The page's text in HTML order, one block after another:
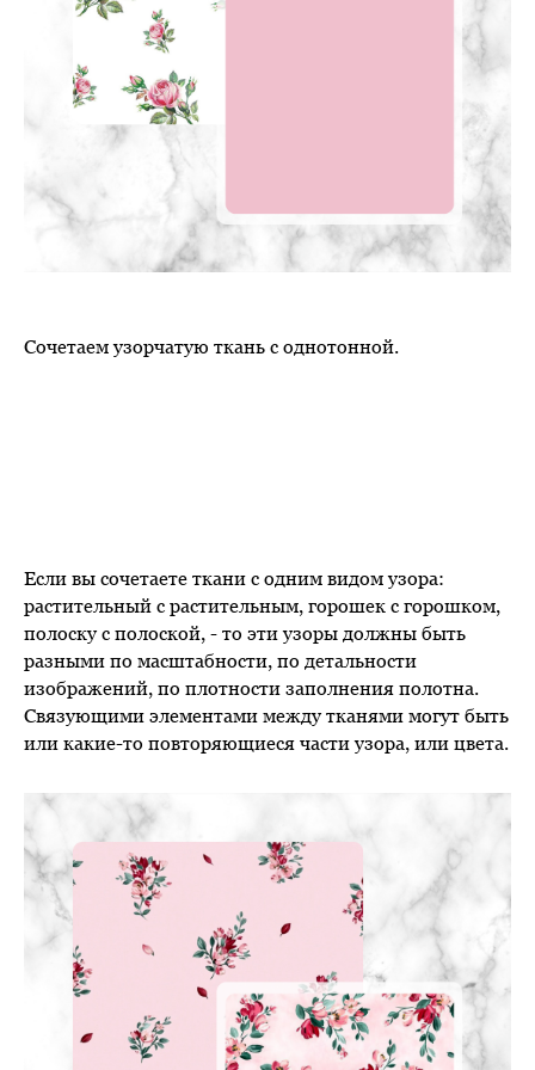
Сочетаем узорчатую ткань с однотонной.
Если вы сочетаете ткани с одним видом узора:
растительный с растительным, горошек с горошком,
полоску с полоской, - то эти узоры должны быть
разными по масштабности, по детальности
изображений, по плотности заполнения полотна.
Связующими элементами между тканями могут быть
или какие-то повторяющиеся части узора, или цвета.